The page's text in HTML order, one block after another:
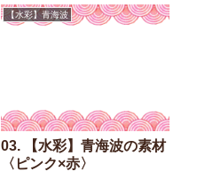
【水彩】青海波
03. 【水彩】青海波の素材
〈ピンク×赤〉